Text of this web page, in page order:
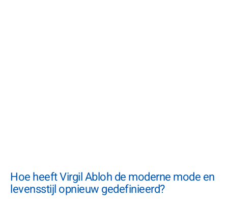
Hoe heeft Virgil Abloh de moderne mode en
levensstijl opnieuw gedefinieerd?